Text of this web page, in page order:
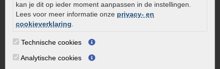
kan je dit op ieder moment aanpassen in de instellingen.
Lees voor meer informatie onze privacy- en
cookieverklaring.
Technische cookies
Analytische cookies
info@onlinetuinwarenhuis.nl
Routebeschrijving
Dinsdag